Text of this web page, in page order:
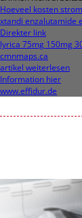
Hoeveel kosten
xtandi enzalutamide
Direkter link
lyrica 75mg 150mg
cmnmaps.ca
artikel weiterlesen
Information hier
www.effidur.de